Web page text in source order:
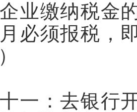
业缴纳税金
必须报税，
一：去银行